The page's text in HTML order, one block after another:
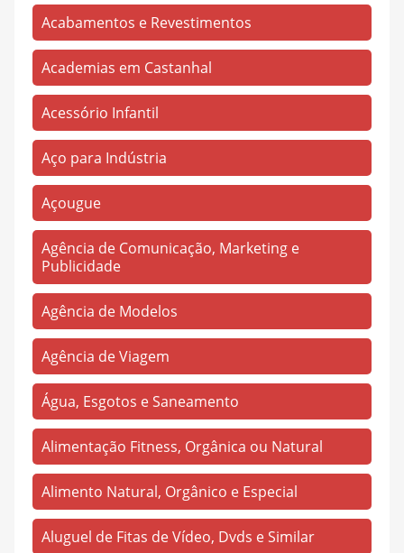
Cristo Redentor
Delivery (41)
Estrela (783)
Fonte Boa
Guia Médico
Heliolândia (1)
Ianetama (732)
Imperador
Imperial (6)
Iracema
Itaqui (2)
Jaderlândia (212)
Jardim Castanhal
José de Alencar
Jose de Alencar III (2)
Km 07 (1)
Km 76 Br316
Acabamentos e Revestimentos
Academias em Castanhal
Acessório Infantil
Aço para Indústria
Açougue
Agência de Comunicação, Marketing e
Publicidade
Agência de Modelos
Agência de Viagem
Água, Esgotos e Saneamento
Alimentação Fitness, Orgânica ou Natural
Alimento Natural, Orgânico e Especial
Aluguel de Fitas de Vídeo, Dvds e Similar